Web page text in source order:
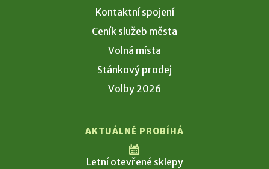
Kontaktní spojení
Ceník služeb města
Volná místa
Stánkový prodej
Volby 2026
AKTUÁLNĚ PROBÍHÁ
Letní otevřené sklepy